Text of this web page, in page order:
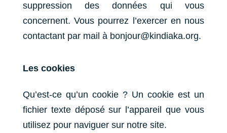
suppression des données qui vous
concernent. Vous pourrez l’exercer en nous
contactant par mail à bonjour@kindiaka.org.
Les cookies
Qu’est-ce qu’un cookie ? Un cookie est un
fichier texte déposé sur l’appareil que vous
utilisez pour naviguer sur notre site.